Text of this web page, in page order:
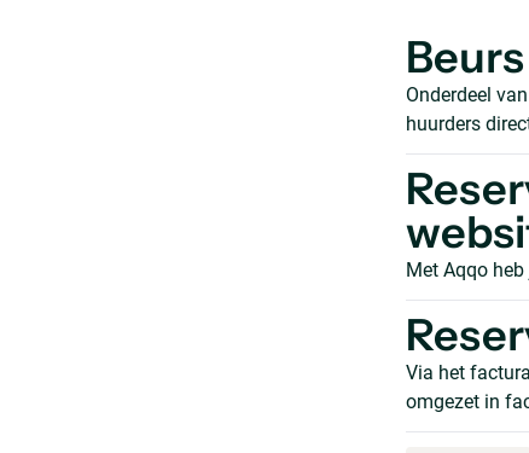
Beurs
Onderdeel
huurders
Met Aqqo
Via het
omgezet in